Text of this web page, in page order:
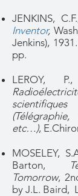
JENKINS,
Inventor,
Jenkins),
pp.
LEROY,
(Télégraphie,
etc…),
MOSELEY,
Barton,
Tomorrow,
by J.L. Baird,